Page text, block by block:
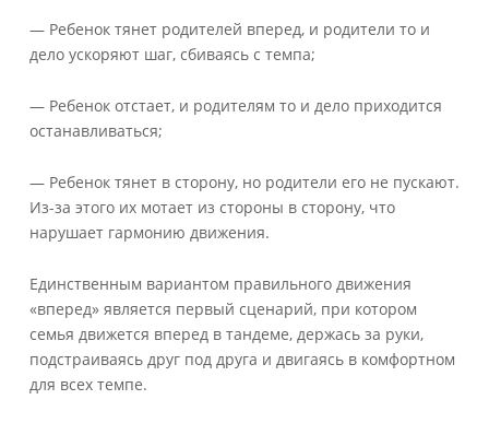
— Ребенок тянет родителей вперед, и родители то и
дело ускоряют шаг, сбиваясь с темпа;
— Ребенок отстает, и родителям то и дело приходится
останавливаться;
— Ребенок тянет в сторону, но родители его не пускают.
Из-за этого их мотает из стороны в сторону, что
нарушает гармонию движения.
Единственным вариантом правильного движения
«вперед» является первый сценарий, при котором
семья движется вперед в тандеме, держась за руки,
подстраиваясь друг под друга и двигаясь в комфортном
для всех темпе.